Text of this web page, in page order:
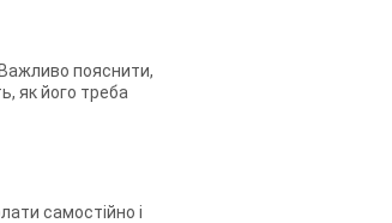
пояснити,
як його треба
самостійно і